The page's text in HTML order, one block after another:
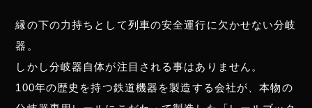
縁の下の力持ちとして列車の安全運行に欠かせない分岐
器。
しかし分岐器自体が注目される事はありません。
100年の歴史を持つ鉄道機器を製造する会社が、本物の